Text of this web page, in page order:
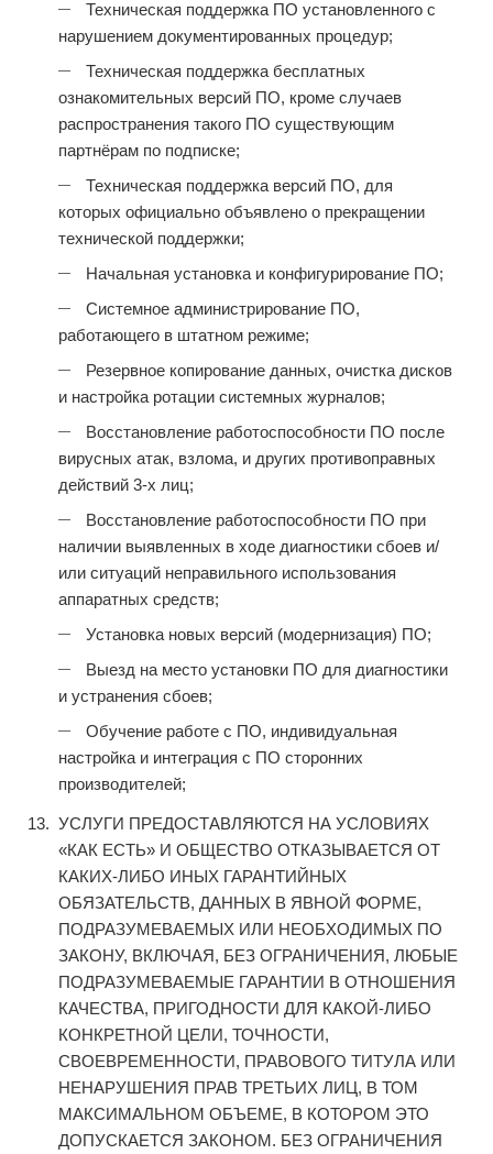
Техническая поддержка ПО установленного с
нарушением документированных процедур;
Техническая поддержка бесплатных
ознакомительных версий ПО, кроме случаев
распространения такого ПО существующим
партнёрам по подписке;
Техническая поддержка версий ПО, для
которых официально объявлено о прекращении
технической поддержки;
Начальная установка и конфигурирование ПО;
Системное администрирование ПО,
работающего в штатном режиме;
Резервное копирование данных, очистка дисков
и настройка ротации системных журналов;
Восстановление работоспособности ПО после
вирусных атак, взлома, и других противоправных
действий 3-х лиц;
Восстановление работоспособности ПО при
наличии выявленных в ходе диагностики сбоев и/
или ситуаций неправильного использования
аппаратных средств;
Установка новых версий (модернизация) ПО;
Выезд на место установки ПО для диагностики
и устранения сбоев;
Обучение работе с ПО, индивидуальная
настройка и интеграция с ПО сторонних
производителей;
УСЛУГИ ПРЕДОСТАВЛЯЮТСЯ НА УСЛОВИЯХ
«КАК ЕСТЬ» И ОБЩЕСТВО ОТКАЗЫВАЕТСЯ ОТ
КАКИХ-ЛИБО ИНЫХ ГАРАНТИЙНЫХ
ОБЯЗАТЕЛЬСТВ, ДАННЫХ В ЯВНОЙ ФОРМЕ,
ПОДРАЗУМЕВАЕМЫХ ИЛИ НЕОБХОДИМЫХ ПО
ЗАКОНУ, ВКЛЮЧАЯ, БЕЗ ОГРАНИЧЕНИЯ, ЛЮБЫЕ
ПОДРАЗУМЕВАЕМЫЕ ГАРАНТИИ В ОТНОШЕНИЯ
КАЧЕСТВА, ПРИГОДНОСТИ ДЛЯ КАКОЙ-ЛИБО
КОНКРЕТНОЙ ЦЕЛИ, ТОЧНОСТИ,
СВОЕВРЕМЕННОСТИ, ПРАВОВОГО ТИТУЛА ИЛИ
НЕНАРУШЕНИЯ ПРАВ ТРЕТЬИХ ЛИЦ, В ТОМ
МАКСИМАЛЬНОМ ОБЪЕМЕ, В КОТОРОМ ЭТО
ДОПУСКАЕТСЯ ЗАКОНОМ. БЕЗ ОГРАНИЧЕНИЯ